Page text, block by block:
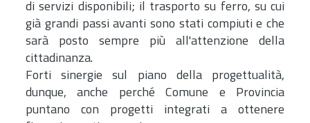
di servizi disponibili; il trasporto su ferro, su cui
già grandi passi avanti sono stati compiuti e che
sarà posto sempre più all'attenzione della
cittadinanza.
Forti sinergie sul piano della progettualità,
dunque, anche perché Comune e Provincia
puntano con progetti integrati a ottenere